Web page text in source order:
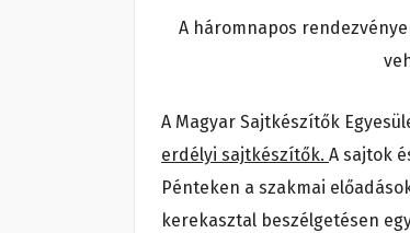
A háromnapos
A Magyar Sajtkészítők
erdélyi sajtkészítők. A sajtok
Pénteken a szakmai
kerekasztal beszélgetésen